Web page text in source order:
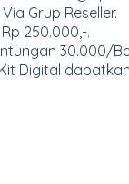
Grup Reseller.
250.000,-.
30.000/
Digital